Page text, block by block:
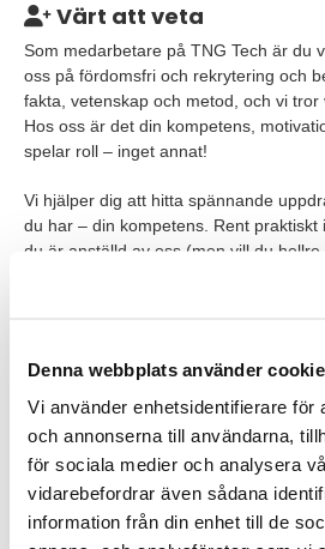
Denna webbplats använder
Vi använder enhetsidentifierare för
och annonserna till användarna,
för sociala medier och analysera
vidarebefordrar även sådana
information från din enhet till de
Värt att veta
Som medarbetare på TNG Tech är du
oss på fördomsfri och rekrytering och
fakta, vetenskap och metod, och vi tror
Hos oss är det din kompetens,
spelar roll – inget annat!
Vi hjälper dig att hitta spännande
du har – din kompetens. Rent
du är anställd av oss (men vill du hellre
underkonsult så går det också bra)
Våra förväntningar
För att lyckas som konsult på TNG
Du bör ha en relevant
motsvarande relevant erfarenhet
Kunna kommunicera och
nivåer, liksom ha ett stort intresse